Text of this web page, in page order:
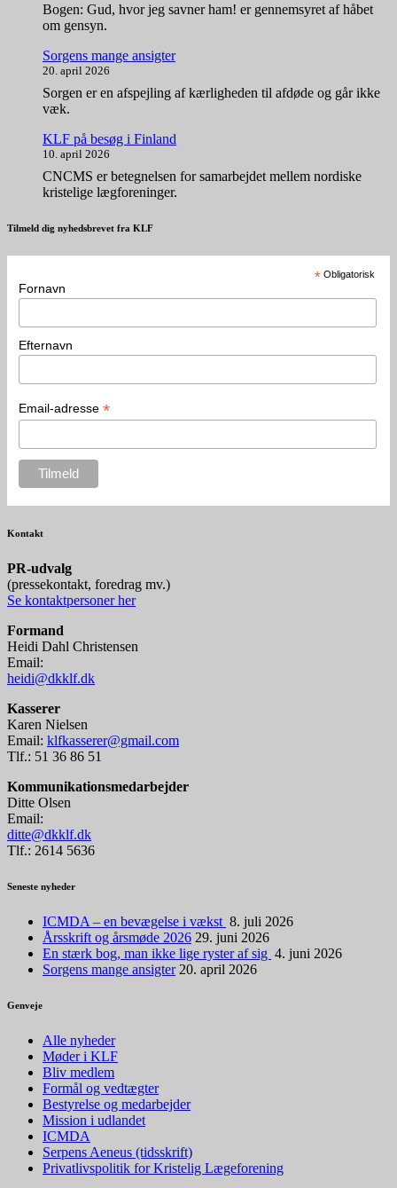
Bogen: Gud, hvor jeg savner ham! er gennemsyret af håbet
om gensyn.
Sorgens mange ansigter
20. april 2026
Sorgen er en afspejling af kærligheden til afdøde og går ikke
væk.
KLF på besøg i Finland
10. april 2026
CNCMS er betegnelsen for samarbejdet mellem nordiske
kristelige lægforeninger.
Tilmeld dig nyhedsbrevet fra KLF
* Obligatorisk
Fornavn
Efternavn
Email-adresse *
Kontakt
PR-udvalg
(pressekontakt, foredrag mv.)
Se kontaktpersoner her
Formand
Heidi Dahl Christensen
Email:
heidi@dkklf.dk
Kasserer
Karen Nielsen
Email: klfkasserer@gmail.com
Tlf.: 51 36 86 51
Kommunikationsmedarbejder
Ditte Olsen
Email:
ditte@dkklf.dk
Tlf.: 2614 5636
Seneste nyheder
ICMDA – en bevægelse i vækst 8. juli 2026
Årsskrift og årsmøde 2026 29. juni 2026
En stærk bog, man ikke lige ryster af sig 4. juni 2026
Sorgens mange ansigter 20. april 2026
Genveje
Alle nyheder
Møder i KLF
Bliv medlem
Formål og vedtægter
Bestyrelse og medarbejder
Mission i udlandet
ICMDA
Serpens Aeneus (tidsskrift)
Privatlivspolitik for Kristelig Lægeforening